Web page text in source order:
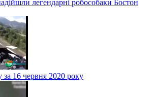
легендарні робособаки Бостон
за 16 червня 2020 року